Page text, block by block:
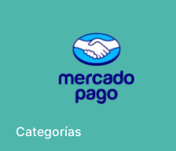
Categorías